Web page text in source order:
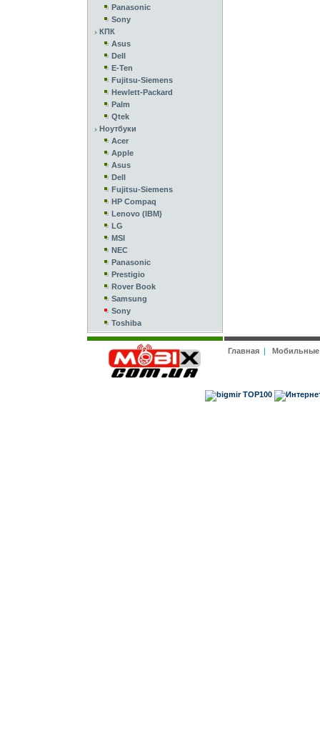
Panasonic
Sony
КПК
Asus
Dell
E-Ten
Fujitsu-Siemens
Hewlett-Packard
Palm
Qtek
Ноутбуки
Acer
Apple
Asus
Dell
Fujitsu-Siemens
HP Compaq
Lenovo (IBM)
LG
MSI
NEC
Panasonic
Prestigio
Rover Book
Samsung
Sony
Toshiba
Главная|